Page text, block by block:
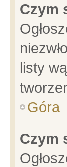
Czym
listy
Góra
Czym